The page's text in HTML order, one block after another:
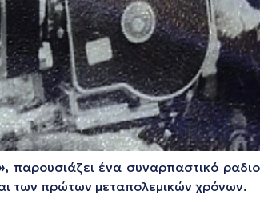
παρουσιάζει ένα συναρπαστικό
των πρώτων μεταπολεμικών χρόνων.